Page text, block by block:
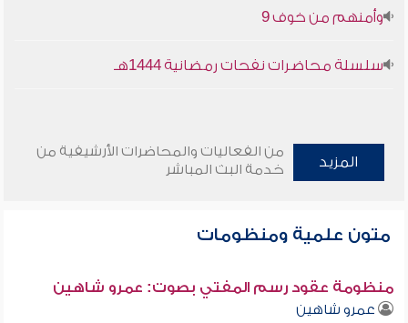
وأمنهم من خوف 9
سلسلة محاضرات نفحات رمضانية 1444هـ
المزيد
من الفعاليات والمحاضرات الأرشيفية من
خدمة البث المباشر
متون علمية ومنظومات
منظومة عقود رسم المفتي بصوت: عمرو شاهين
عمرو شاهين